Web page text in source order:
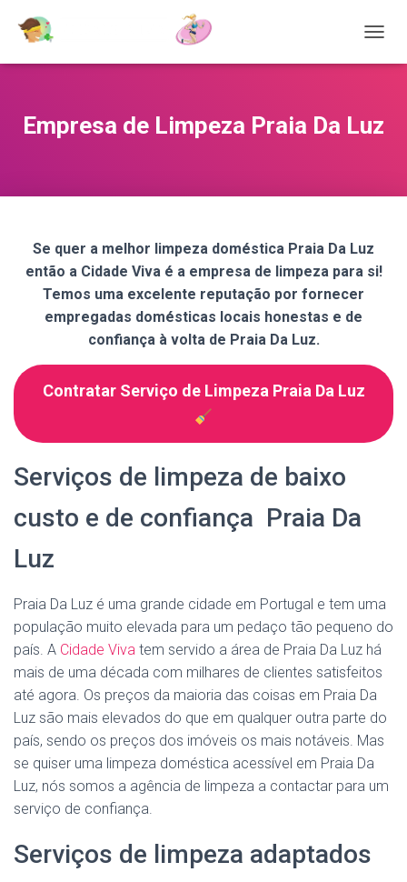
O
E
I
Empresa de Limpeza Praia Da Luz
Se quer a melhor limpeza doméstica Praia Da Luz
então a Cidade Viva é a empresa de limpeza para si!
Temos uma excelente reputação por fornecer
empregadas domésticas locais honestas e de
confiança à volta de Praia Da Luz.
Contratar Serviço de Limpeza Praia Da Luz
Serviços de limpeza de baixo
custo e de confiança Praia Da
Luz
Praia Da Luz é uma grande cidade em Portugal e tem uma
população muito elevada para um pedaço tão pequeno do
país. A Cidade Viva tem servido a área de Praia Da Luz há
mais de uma década com milhares de clientes satisfeitos
até agora. Os preços da maioria das coisas em Praia Da
Luz são mais elevados do que em qualquer outra parte do
país, sendo os preços dos imóveis os mais notáveis. Mas
se quiser uma limpeza doméstica acessível em Praia Da
Luz, nós somos a agência de limpeza a contactar para um
serviço de confiança.
Serviços de limpeza adaptados